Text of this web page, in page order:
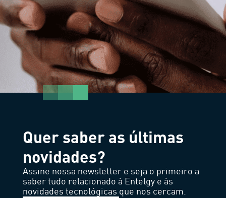
Quer saber as últimas
novidades?
Assine nossa newsletter e seja o primeiro a
saber tudo relacionado à Entelgy e às
novidades tecnológicas que nos cercam.